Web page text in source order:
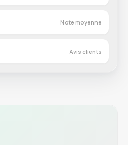
Note moyenne
Avis clients